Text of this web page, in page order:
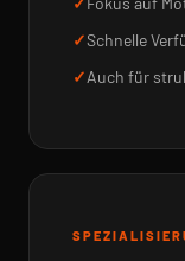
Schnelle
Auch für